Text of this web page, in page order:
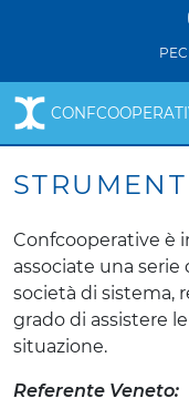
PEC
Confcooperative è
associate una
società di sistema,
grado di assistere
situazione.
Referente Veneto: